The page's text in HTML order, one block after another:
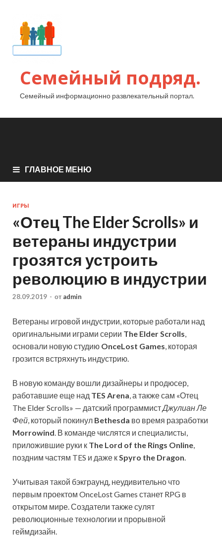
Семейный подряд.
Семейный информационно развлекательный портал.
ГЛАВНОЕ МЕНЮ
ИГРЫ
«Отец The Elder Scrolls» и
ветераны индустрии
грозятся устроить
революцию в индустрии
28.09.2019 - от admin
Ветераны игровой индустрии, которые работали над
оригинальными играми серии The Elder Scrolls,
основали новую студию OnceLost Games, которая
грозится встряхнуть индустрию.
В новую команду вошли дизайнеры и продюсер,
работавшие еще над TES Arena, а также сам «Отец
The Elder Scrolls» — датский программистДжулиан Ле
Фей, который покинул Bethesda во время разработки
Morrowind. В команде числятся и специалисты,
приложившие руки к The Lord of the Rings Online,
поздним частям TES и даже кSpyro the Dragon.
Учитывая такой бэкграунд, неудивительно что
первым проектом OnceLost Games станет RPG в
открытом мире. Создатели также сулят
революционные технологии и прорывной
геймдизайн.